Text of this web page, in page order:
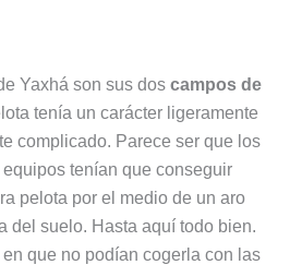
Yaxhá son sus dos campos de
tenía un carácter ligeramente
complicado. Parece ser que los
tenían que conseguir
pelota por el medio de un aro
del suelo. Hasta aquí todo bien.
que no podían cogerla con las